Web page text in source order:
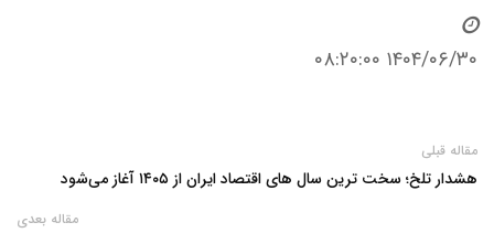
۱۴۰۴/۰۶/۳۰ ۰۸:۲۰:۰۰
مقاله قبلی
هشدار تلخ؛ سخت‌ ترین سال‌ های اقتصاد ایران از ۱۴۰۵ آغاز می‌شود
مقاله بعدی